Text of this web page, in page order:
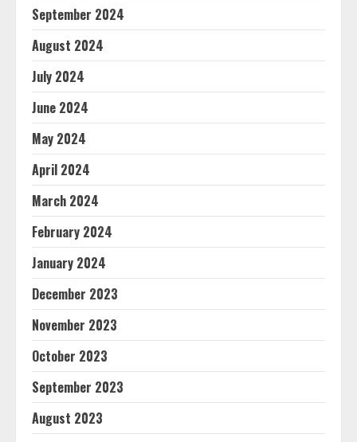
September 2024
August 2024
July 2024
June 2024
May 2024
April 2024
March 2024
February 2024
January 2024
December 2023
November 2023
October 2023
September 2023
August 2023